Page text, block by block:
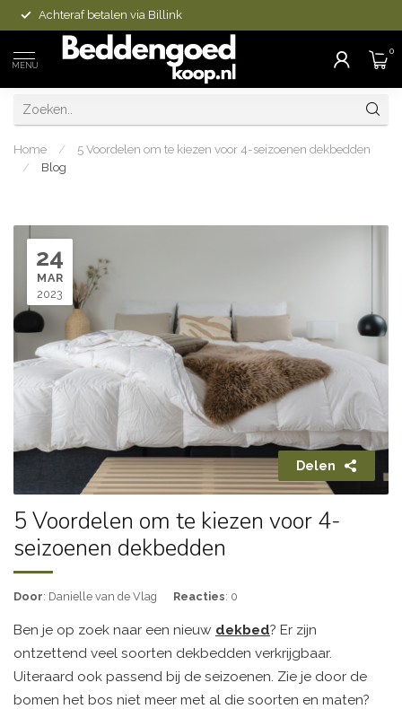
Achteraf betalen via Billink
MENU
0
Home /
5 Voordelen om te kiezen voor 4-seizoenen dekbedden
/
Blog
24
MAR
2023
Delen
5 Voordelen om te kiezen voor 4-
seizoenen dekbedden
Door: Danielle van de Vlag Reacties: 0
Ben je op zoek naar een nieuw dekbed? Er zijn
ontzettend veel soorten dekbedden verkrijgbaar.
Uiteraard ook passend bij de seizoenen. Zie je door de
bomen het bos niet meer met al die soorten en maten?